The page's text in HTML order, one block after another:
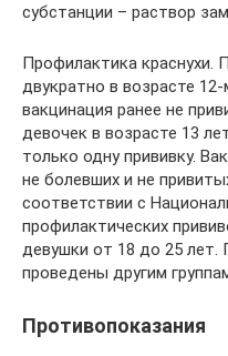
субстанции – раствор
Профилактика краснухи.
двукратно в возрасте
вакцинация ранее не
девочек в возрасте 13
только одну прививку.
не болевших и не
соответствии с
профилактических
девушки от 18 до 25 лет.
проведены другим
Противопоказания